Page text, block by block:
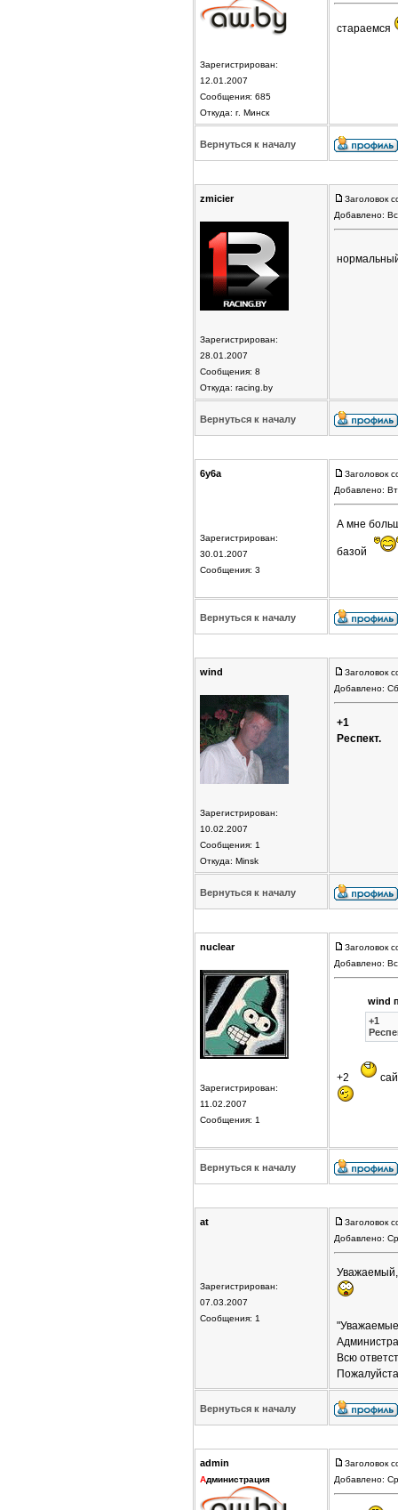
Зарегистрирован:
12.01.2007
Сообщения: 685
Откуда: г. Минск
стараемся
Вернуться к началу
zmicier
Зарегистрирован:
28.01.2007
Сообщения: 8
Откуда: racing.by
Заголовок
Добавлено:
Вернуться к началу
6y6a
Зарегистрирован:
30.01.2007
Сообщения: 3
Заголовок
Добавлено:
А мне
базой
Вернуться к началу
wind
Зарегистрирован:
10.02.2007
Сообщения: 1
Откуда: Minsk
Заголовок
Добавлено:
+1
Респект.
Вернуться к началу
nuclear
Зарегистрирован:
11.02.2007
Сообщения: 1
Заголовок
Добавлено:
wind
+1
+2
Вернуться к началу
at
Зарегистрирован:
07.03.2007
Сообщения: 1
Заголовок
Добавлено:
Уважаемый,
Всю
Вернуться к началу
admin
Администрация
Заголовок
Добавлено: